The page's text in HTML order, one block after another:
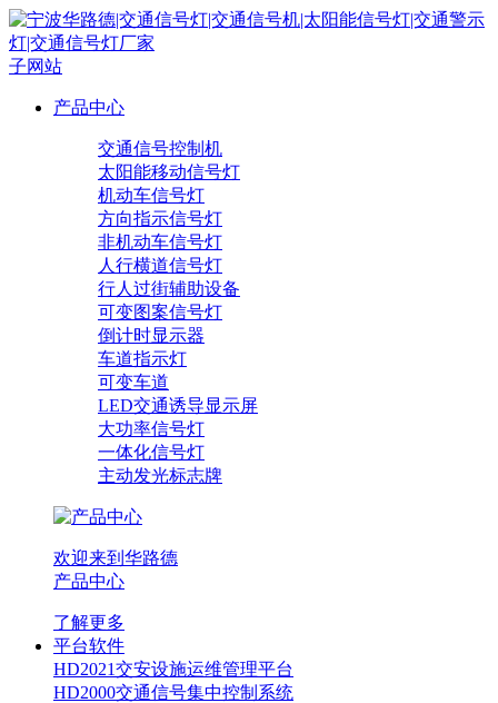
子网站
产品中心
交通信号控制机
太阳能移动信号灯
机动车信号灯
方向指示信号灯
非机动车信号灯
人行横道信号灯
行人过街辅助设备
可变图案信号灯
倒计时显示器
车道指示灯
可变车道
LED交通诱导显示屏
大功率信号灯
一体化信号灯
主动发光标志牌
欢迎来到华路德
产品中心
了解更多
平台软件
HD2021交安设施运维管理平台
HD2000交通信号集中控制系统